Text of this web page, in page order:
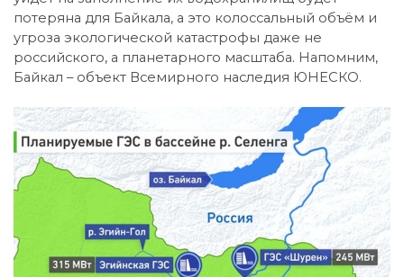
потеряна для Байкала, а это колоссальный объём и
угроза экологической катастрофы даже не
российского, а планетарного масштаба. Напомним,
Байкал – объект Всемирного наследия ЮНЕСКО.